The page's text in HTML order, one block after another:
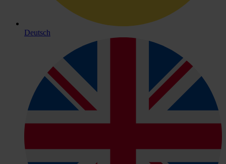
Deutsch